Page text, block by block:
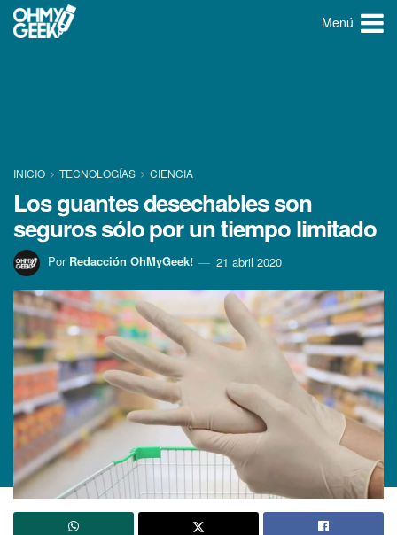
Menú
INICIO TECNOLOGÍ­AS CIENCIA
Los guantes desechables son
seguros sólo por un tiempo limitado
Por Redacción OhMyGeek! 21 abril 2020